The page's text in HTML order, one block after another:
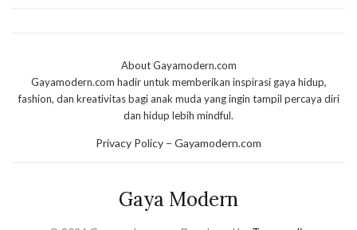
About Gayamodern.com
Gayamodern.com hadir untuk memberikan inspirasi gaya hidup,
fashion, dan kreativitas bagi anak muda yang ingin tampil percaya diri
dan hidup lebih mindful.
Privacy Policy – Gayamodern.com
Gaya Modern